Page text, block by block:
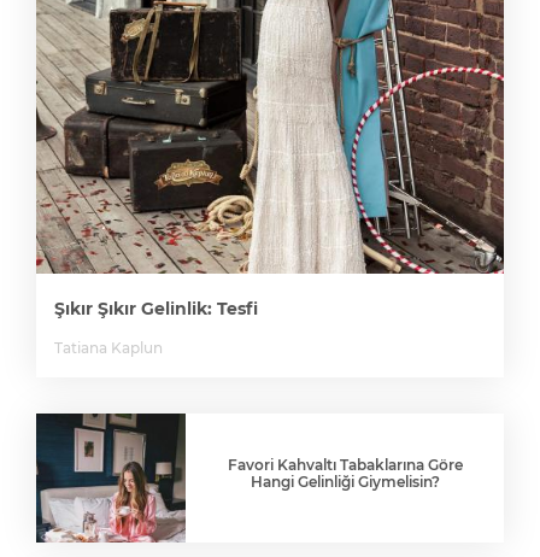
Şıkır Şıkır Gelinlik: Tesfi
Tatiana Kaplun
Favori Kahvaltı Tabaklarına Göre
Hangi Gelinliği Giymelisin?